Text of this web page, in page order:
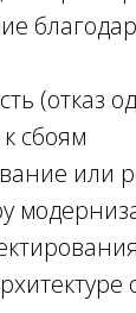
(отказ
сбоям
или